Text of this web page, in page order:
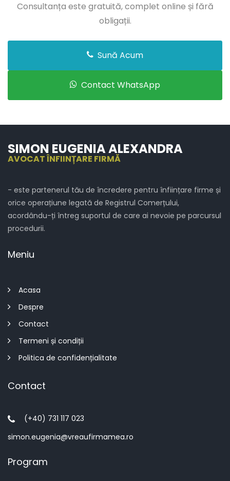
Consultanța este gratuită, complet online și fără
obligații.
Sună Acum
Contact WhatsApp
SIMON EUGENIA ALEXANDRA
AVOCAT ÎNFIINȚARE FIRMĂ
- este partenerul tău de încredere pentru înființare firme și
orice operațiune legată de Registrul Comerțului,
acordându-ți întreg suportul de care ai nevoie pe parcursul
procedurii.
Meniu
Acasa
Despre
Contact
Termeni și condiții
Politica de confidențialitate
Contact
(+40) 731 117 023
simon.eugenia@vreaufirmamea.ro
Program